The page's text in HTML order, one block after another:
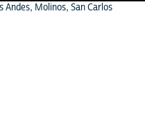
Andes, Molinos, San Carlos